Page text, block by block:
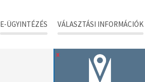
E-ÜGYINTÉZÉS VÁLASZTÁSI INFORMÁCIÓK
x